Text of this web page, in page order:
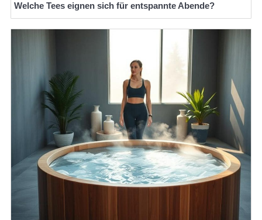
Welche Tees eignen sich für entspannte Abende?